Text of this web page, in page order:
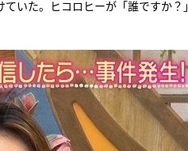
いた。ヒコロヒーが「誰ですか？」